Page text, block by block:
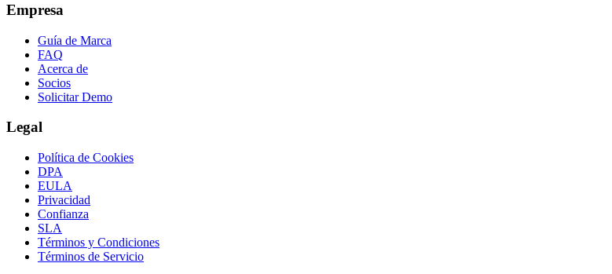
Empresa
Guía de Marca
FAQ
Acerca de
Socios
Solicitar Demo
Legal
Política de Cookies
DPA
EULA
Privacidad
Confianza
SLA
Términos y Condiciones
Términos de Servicio